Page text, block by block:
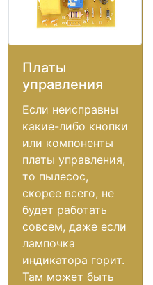
Платы
управления
Если неисправны
какие-либо кнопки
или компоненты
платы управления,
то пылесос,
скорее всего, не
будет работать
совсем, даже если
лампочка
индикатора горит.
Там может быть